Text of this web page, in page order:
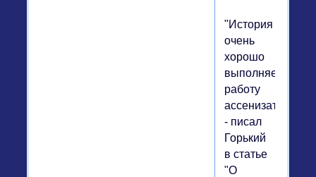
"История
очень
хорошо
выполняет
работу
ассенизатора",
- писал
Горький
в статье
"О